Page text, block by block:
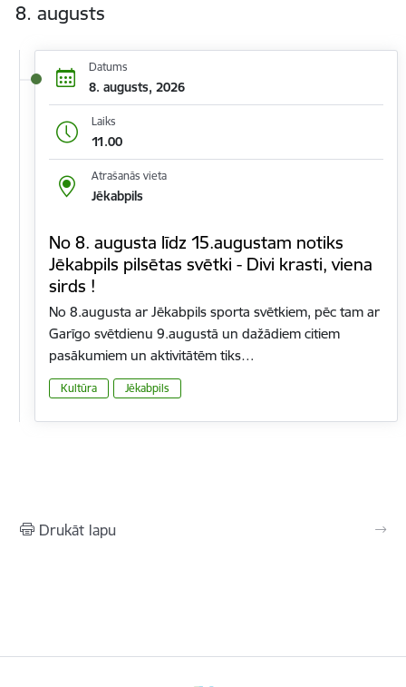
8. augusts
Datums
8. augusts, 2026
Laiks
11.00
Atrašanās vieta
Jēkabpils
No 8. augusta līdz 15.augustam notiks
Jēkabpils pilsētas svētki - Divi krasti, viena
sirds !
No 8.augusta ar Jēkabpils sporta svētkiem, pēc tam ar
Garīgo svētdienu 9.augustā un dažādiem citiem
pasākumiem un aktivitātēm tiks…
Kultūra Jēkabpils
Drukāt lapu